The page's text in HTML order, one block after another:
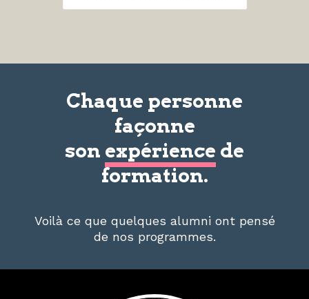
Chaque personne
façonne
son expérience de
formation.
Voilà ce que quelques alumni ont pensé
de nos programmes.